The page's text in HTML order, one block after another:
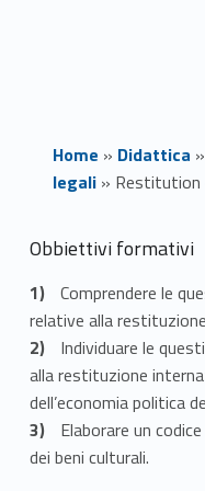
Home » Didattica »
legali» Restitution
R
e
s
t
i
t
Obbiettivi formativi
Comprendere le
relative alla
Individuare le
alla restituzione
dell’economia politica
Elaborare un
dei beni culturali.